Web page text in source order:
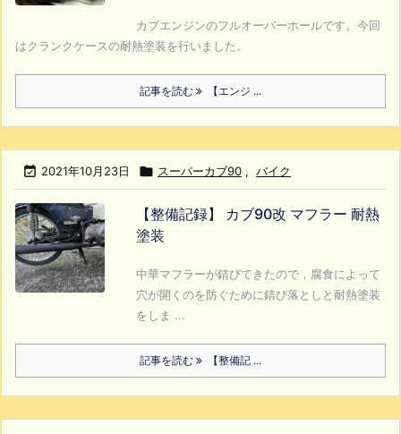
カブエンジンのフルオーバーホールです。今回
はクランクケースの耐熱塗装を行いました。
記事を読む 【エンジ ...
 2021年10月23日  スーパーカブ90 , バイク
【整備記録】 カブ90改 マフラー 耐熱
塗装
中華マフラーが錆びてきたので，腐食によって
穴が開くのを防ぐために錆び落としと耐熱塗装
をしま ...
記事を読む 【整備記 ...